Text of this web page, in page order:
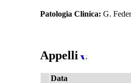
Patologia Clinica: G.
Appelli
Data